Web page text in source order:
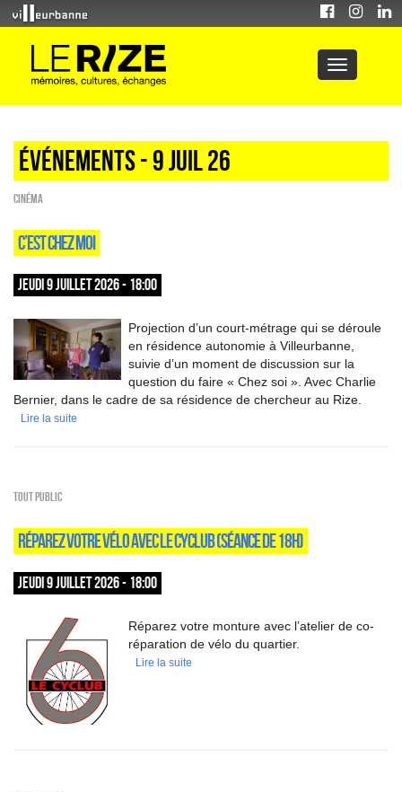
Événements - 9 Juil 26
Cinéma
C’EST CHEZ MOI
JEUDI 9 JUILLET 2026 - 18:00
Projection d’un court-métrage qui se déroule
en résidence autonomie à Villeurbanne,
suivie d’un moment de discussion sur la
question du faire « Chez soi ». Avec Charlie
Bernier, dans le cadre de sa résidence de chercheur au Rize.
Lire la suite
Tout public
RÉPAREZ VOTRE VÉLO AVEC LE CYCLUB (SÉANCE DE 18H)
JEUDI 9 JUILLET 2026 - 18:00
Réparez votre monture avec l’atelier de co-
réparation de vélo du quartier.
Lire la suite